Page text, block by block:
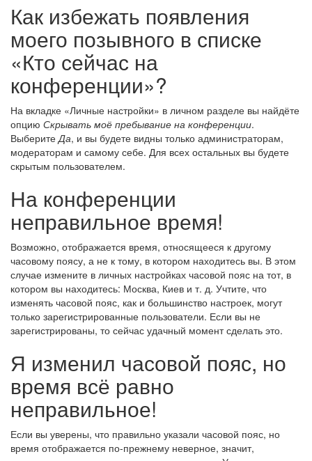
Как избежать появления
моего позывного в списке
«Кто сейчас на
конференции»?
На вкладке «Личные настройки» в личном разделе вы найдёте
опцию Скрывать моё пребывание на конференции.
ВыберитеДа, и вы будете видны только администраторам,
модераторам и самому себе. Для всех остальных вы будете
скрытым пользователем.
На конференции
неправильное время!
Возможно, отображается время, относящееся к другому
часовому поясу, а не к тому, в котором находитесь вы. В этом
случае измените в личных настройках часовой пояс на тот, в
котором вы находитесь: Москва, Киев и т. д. Учтите, что
изменять часовой пояс, как и большинство настроек, могут
только зарегистрированные пользователи. Если вы не
зарегистрированы, то сейчас удачный момент сделать это.
Я изменил часовой пояс, но
время всё равно
неправильное!
Если вы уверены, что правильно указали часовой пояс, но
время отображается по-прежнему неверное, значит,